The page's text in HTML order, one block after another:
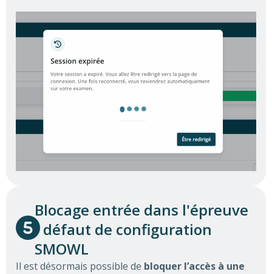
Blocage entrée dans l'épreuve
- défaut de configuration
SMOWL
Il est désormais possible de bloquer l’accès à une